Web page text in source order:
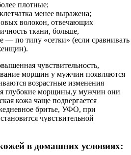
плотные;
менее выражена;
волокон, отвечающих
ткани, больше,
— по типу «сетки» (если сравнивать
чувствительность,
морщин у мужчин появляются
возрастные изменения
глубокие морщины,у мужчин они
кожа чаще подвергается
бритье, УФО, при
чувствительной
в домашних условиях: